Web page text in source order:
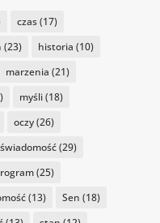
czas(17)
(23) historia (10)
marzenia (21)
myśli(18)
oczy(26)
(29)
(25)
(13) Sen (18)